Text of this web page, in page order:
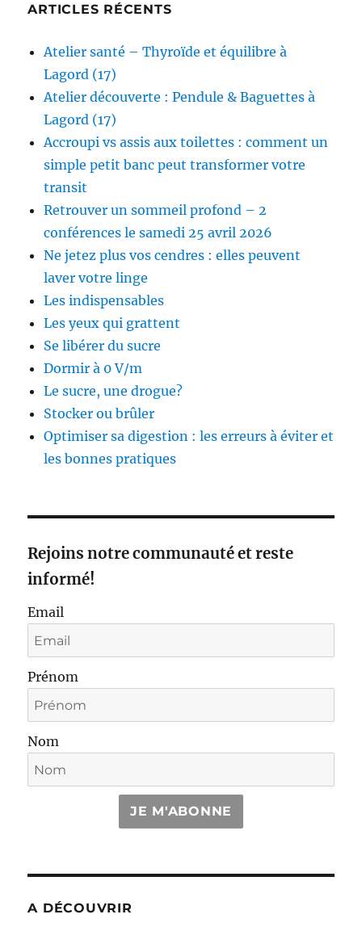
ARTICLES RÉCENTS
Atelier santé – Thyroïde et équilibre à
Lagord (17)
Atelier découverte : Pendule & Baguettes à
Lagord (17)
Accroupi vs assis aux toilettes : comment un
simple petit banc peut transformer votre
transit
Retrouver un sommeil profond – 2
conférences le samedi 25 avril 2026
Ne jetez plus vos cendres : elles peuvent
laver votre linge
Les indispensables
Les yeux qui grattent
Se libérer du sucre
Dormir à 0 V/m
Le sucre, une drogue?
Stocker ou brûler
Optimiser sa digestion : les erreurs à éviter et
les bonnes pratiques
Rejoins notre communauté et reste
informé!
Email
Prénom
Nom
JE M'ABONNE
A DÉCOUVRIR